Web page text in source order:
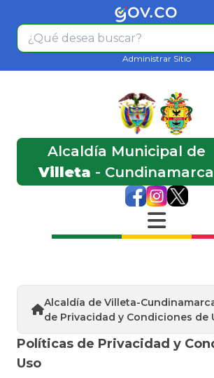
Administrar Sitio
Alcaldía Municipal de
Villeta - Cundinamarca
Alcaldía de Villeta-
de Privacidad y Condiciones de
Políticas de Privacidad y
Uso